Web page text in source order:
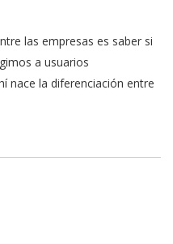
las empresas es saber si
a usuarios
nace la diferenciación entre